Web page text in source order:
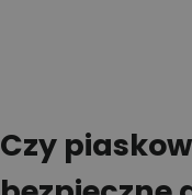
Czy